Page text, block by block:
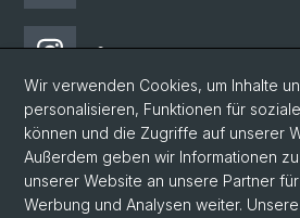
Instagram
Bluesky
Vimeo
Wir verwenden Cookies, um Inhalte
personalisieren, Funktionen für
können und die Zugriffe auf unserer
Außerdem geben wir Informationen
unserer Website an unsere Partner
Werbung und Analysen weiter.